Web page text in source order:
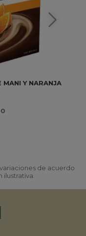
MANI Y NARANJA
de acuerdo
ilustrativa.